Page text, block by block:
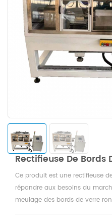
Rectifieuse De Bords
Ce produit est une rectifieuse
répondre aux besoins du
meulage des bords de verre